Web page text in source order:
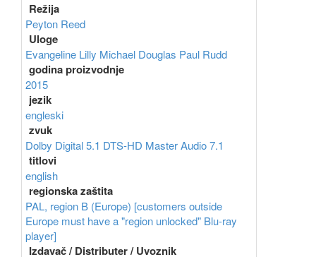
Režija
Peyton Reed
Uloge
Evangeline Lilly Michael Douglas Paul Rudd
godina proizvodnje
2015
jezik
engleski
zvuk
Dolby Digital 5.1 DTS-HD Master Audio 7.1
titlovi
english
regionska zaštita
PAL, region B (Europe) [customers outside
Europe must have a "region unlocked" Blu-ray
player]
Izdavač / Distributer / Uvoznik